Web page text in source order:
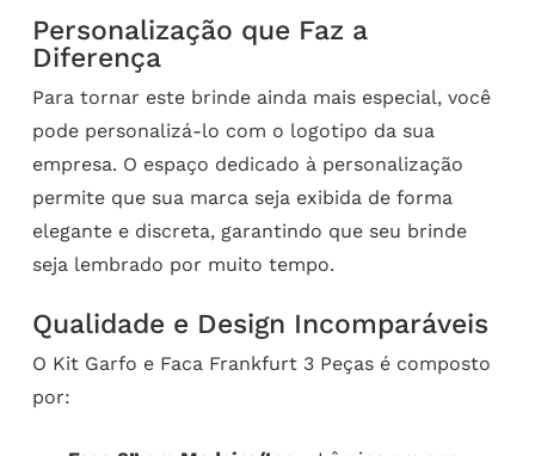
Personalização que Faz a
Diferença
Para tornar este brinde ainda mais especial, você
pode personalizá-lo com o logotipo da sua
empresa. O espaço dedicado à personalização
permite que sua marca seja exibida de forma
elegante e discreta, garantindo que seu brinde
seja lembrado por muito tempo.
Qualidade e Design Incomparáveis
O Kit Garfo e Faca Frankfurt 3 Peças é composto
por: